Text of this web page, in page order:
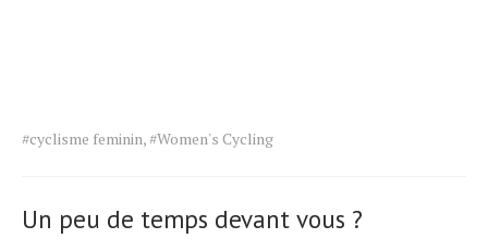
Tags
#cyclisme feminin,#Women's Cycling
Un peu de temps devant vous ?